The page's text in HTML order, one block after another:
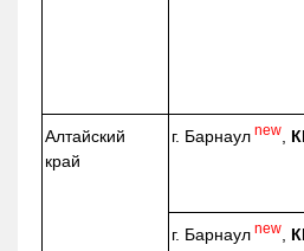
Алтайский
край
г. Барнаул new
г. Барнаул new